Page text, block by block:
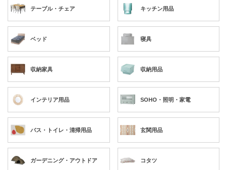
テーブル・チェア キッチン用品
ベッド 寝具
収納家具 収納用品
インテリア用品 SOHO・照明・家電
バス・トイレ・清掃用品 玄関用品
ガーデニング・アウトドア コタツ